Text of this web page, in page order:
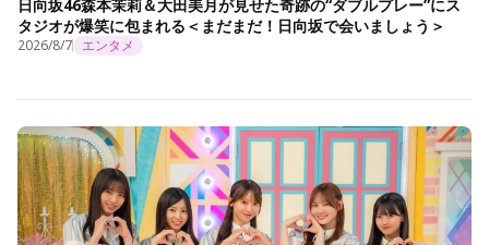
日向坂46森本茉莉＆大田美月が見せた奇跡の“ダブルプレー”にス
タジオが爆笑に包まれる＜まだまだ！日向坂で会いましょう＞
2026/8/7 エンタメ